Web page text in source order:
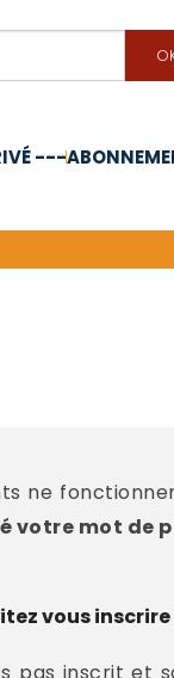
---
ne
votre mot de
vous inscrire